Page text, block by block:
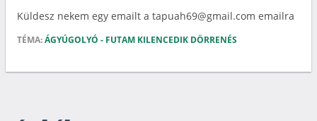
Küldesz nekem egy emailt a tapuah69@gmail.com emailra
TÉMA:ÁGYÚGOLYÓ - FUTAM KILENCEDIK DÖRRENÉS